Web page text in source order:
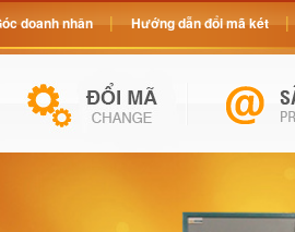
doanh nhân Hướng dẫn đổi mã két